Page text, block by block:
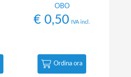
OBO
€ 0,50 IVA incl.
Ordina ora